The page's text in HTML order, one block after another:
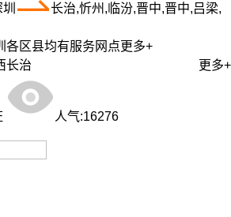
长治,忻州,临汾,晋中,晋中,吕梁,
各区县均有服务网点更多+
长治 更多+
人气:16276